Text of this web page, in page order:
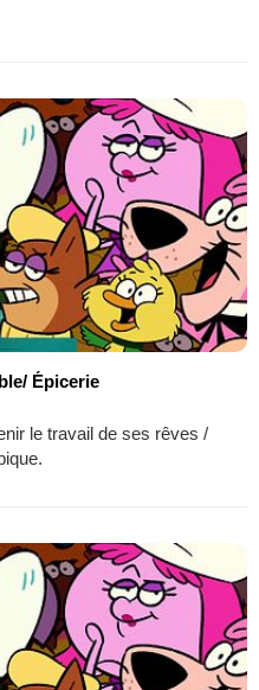
Épicerie
le travail de ses rêves /